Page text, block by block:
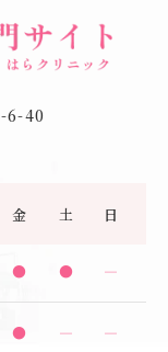
6-40
金 土 日
● ● ―
● ― ―